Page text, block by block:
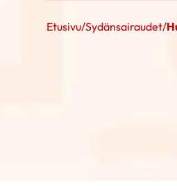
Etusivu/Sydänsairaudet/